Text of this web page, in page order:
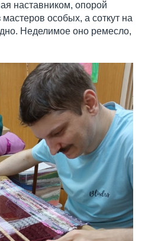
наставником, опорой
особых, а соткут на
Неделимое оно ремесло,